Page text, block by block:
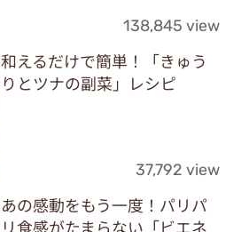
138,845 view
和えるだけで簡単！「きゅう
りとツナの副菜」レシピ
37,792 view
あの感動をもう一度！パリパ
リ食感がたまらない「ビエネ